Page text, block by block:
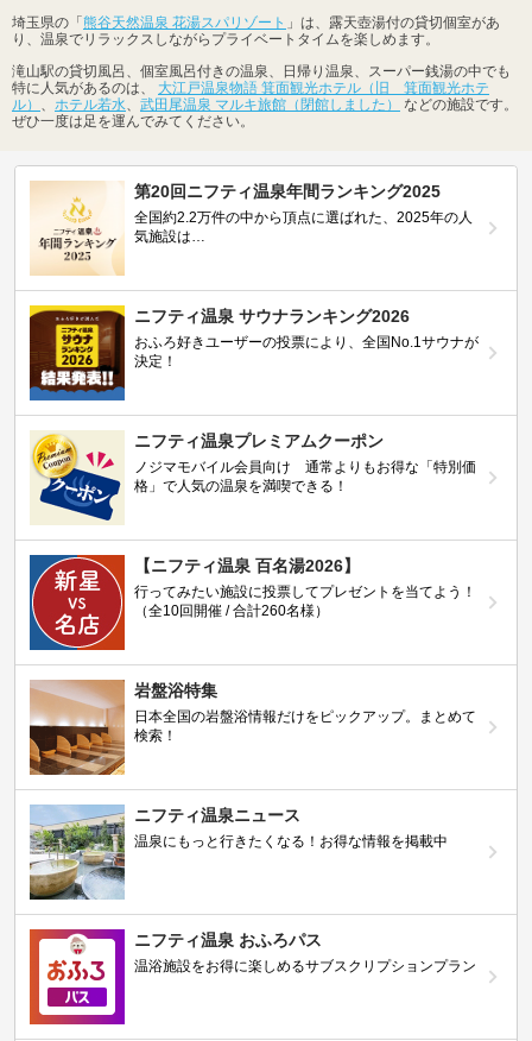
埼玉県の「 熊谷天然温泉 花湯スパリゾート 」は、露天壺湯付の貸切個室があ
り、温泉でリラックスしながらプライベートタイムを楽しめます。
滝山駅の貸切風呂、個室風呂付きの温泉、日帰り温泉、スーパー銭湯の中でも
特に人気があるのは、 大江戸温泉物語 箕面観光ホテル（旧 箕面観光ホテ
ル） 、 ホテル若水、 武田尾温泉 マルキ旅館（閉館しました）
などの施設です。
ぜひ一度は足を運んでみてください。
第20回ニフティ温泉年間ランキング2025
全国約2.2万件の中から頂点に選ばれた、2025年の人
気施設は…
ニフティ温泉 サウナランキング2026
おふろ好きユーザーの投票により、全国No.1サウナが
決定！
ニフティ温泉プレミアムクーポン
ノジマモバイル会員向け 通常よりもお得な「特別価
格」で人気の温泉を満喫できる！
【ニフティ温泉 百名湯2026】
行ってみたい施設に投票してプレゼントを当てよう！
（全10回開催 / 合計260名様）
岩盤浴特集
日本全国の岩盤浴情報だけをピックアップ。まとめて
検索！
ニフティ温泉ニュース
温泉にもっと行きたくなる！お得な情報を掲載中
ニフティ温泉 おふろパス
温浴施設をお得に楽しめるサブスクリプションプラン